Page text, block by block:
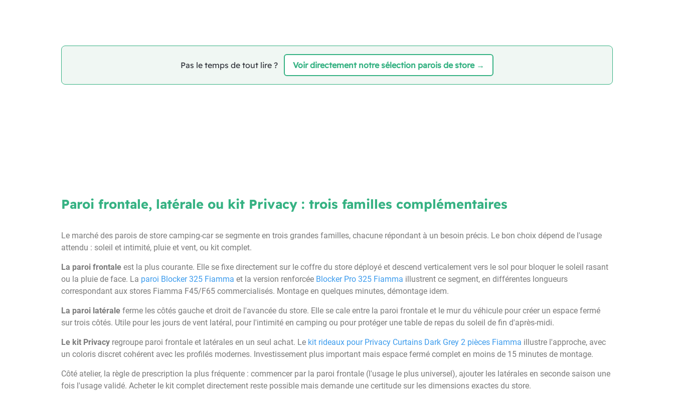
Pas le temps de tout lire ? Voir directement notre sélection parois de store →
Paroi frontale, latérale ou kit Privacy : trois familles complémentaires
Le marché des parois de store camping-car se segmente en trois grandes familles, chacune répondant à un besoin précis. Le bon choix dépend de l'usage
attendu : soleil et intimité, pluie et vent, ou kit complet.
La paroi frontale est la plus courante. Elle se fixe directement sur le coffre du store déployé et descend verticalement vers le sol pour bloquer le soleil rasant
ou la pluie de face. La paroi Blocker 325 Fiamma et la version renforcée Blocker Pro 325 Fiamma illustrent ce segment, en différentes longueurs
correspondant aux stores Fiamma F45/F65 commercialisés. Montage en quelques minutes, démontage idem.
La paroi latérale ferme les côtés gauche et droit de l'avancée du store. Elle se cale entre la paroi frontale et le mur du véhicule pour créer un espace fermé
sur trois côtés. Utile pour les jours de vent latéral, pour l'intimité en camping ou pour protéger une table de repas du soleil de fin d'après-midi.
Le kit Privacy regroupe paroi frontale et latérales en un seul achat. Le kit rideaux pour Privacy Curtains Dark Grey 2 pièces Fiamma illustre l'approche, avec
un coloris discret cohérent avec les profilés modernes. Investissement plus important mais espace fermé complet en moins de 15 minutes de montage.
Côté atelier, la règle de prescription la plus fréquente : commencer par la paroi frontale (l'usage le plus universel), ajouter les latérales en seconde saison une
fois l'usage validé. Acheter le kit complet directement reste possible mais demande une certitude sur les dimensions exactes du store.